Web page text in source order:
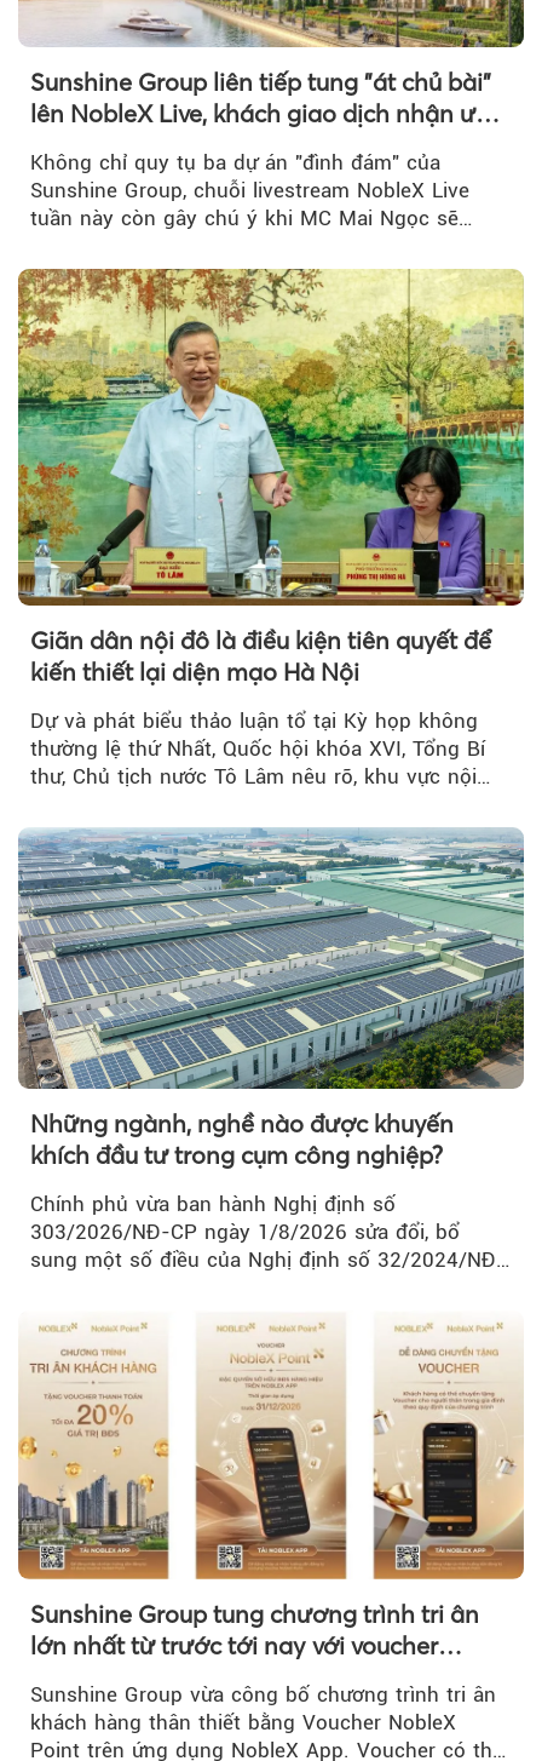
Sunshine Group liên tiếp tung "át chủ bài"
lên NobleX Live, khách giao dịch nhận ưu
Không chỉ quy tụ ba dự án "đình đám" của
Sunshine Group, chuỗi livestream NobleX Live
tuần này còn gây chú ý khi MC Mai Ngọc sẽ
Giãn dân nội đô là điều kiện tiên quyết để
kiến thiết lại diện mạo Hà Nội
Dự và phát biểu thảo luận tổ tại Kỳ họp không
thường lệ thứ Nhất, Quốc hội khóa XVI, Tổng Bí
thư, Chủ tịch nước Tô Lâm nêu rõ, khu vực nội
Những ngành, nghề nào được khuyến
khích đầu tư trong cụm công nghiệp?
Chính phủ vừa ban hành Nghị định số
303/2026/NĐ-CP ngày 1/8/2026 sửa đổi, bổ
sung một số điều của Nghị định số 32/2024/NĐ-
Sunshine Group tung chương trình tri ân
lớn nhất từ trước tới nay với voucher
NobleX Point cho khách hàng thân thiết
Sunshine Group vừa công bố chương trình tri ân
khách hàng thân thiết bằng Voucher NobleX
Point trên ứng dụng NobleX App. Voucher có thể